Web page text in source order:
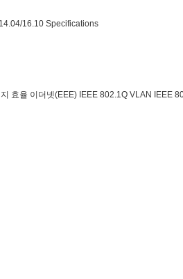
16.10 Specifications
효율 이더넷(EEE) IEEE 802.1Q VLAN IEEE